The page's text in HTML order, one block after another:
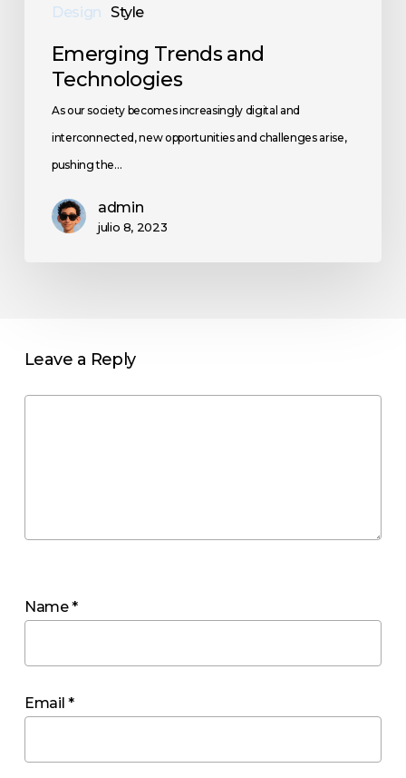
Design Style
Emerging Trends and
Technologies
As our society becomes increasingly digital and
interconnected, new opportunities and challenges arise,
pushing the…
admin
julio 8, 2023
Leave a Reply
Name*
Email *